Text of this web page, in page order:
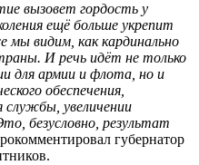
вызовет гордость у
ещё больше укрепит
видим, как кардинально
И речь идёт не только
для армии и флота, но и
обеспечения,
службы, увеличении
безусловно, результат
губернатор